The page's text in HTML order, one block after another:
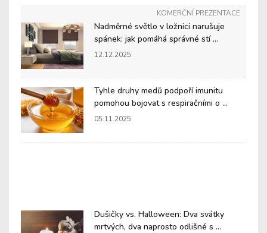
KOMERČNÍ PREZENTACE
Nadměrné světlo v ložnici narušuje
spánek: jak pomáhá správné stí ...
12.12.2025
Tyhle druhy medů podpoří imunitu
pomohou bojovat s respiračními o ...
05.11.2025
Dušičky vs. Halloween: Dva svátky
mrtvých, dva naprosto odlišné s ...